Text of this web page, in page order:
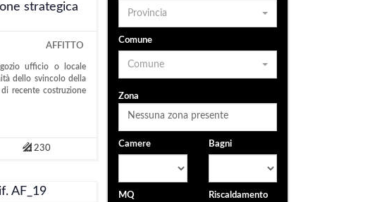
strategica
AFFITTO
ufficio o locale
dello svincolo della
recente costruzione
230
AF_19
Provincia
Comune
Comune
Zona
Nessuna zona presente
Camere Bagni
MQ Riscaldamento